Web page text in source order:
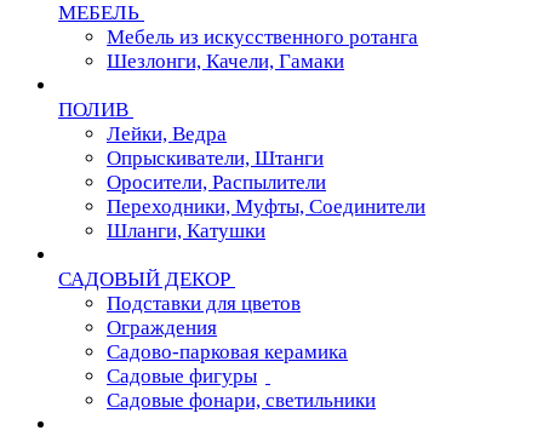
МЕБЕЛЬ
Мебель из искусственного ротанга
Шезлонги, Качели, Гамаки
ПОЛИВ
Лейки, Ведра
Опрыскиватели, Штанги
Оросители, Распылители
Переходники, Муфты, Соединители
Шланги, Катушки
САДОВЫЙ ДЕКОР
Подставки для цветов
Ограждения
Садово-парковая керамика
Садовые фигуры
Садовые фонари, светильники